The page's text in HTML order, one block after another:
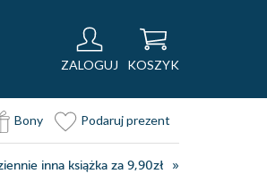
ZALOGUJ KOSZYK
Bony Podaruj prezent
inna książka za 9,90zł